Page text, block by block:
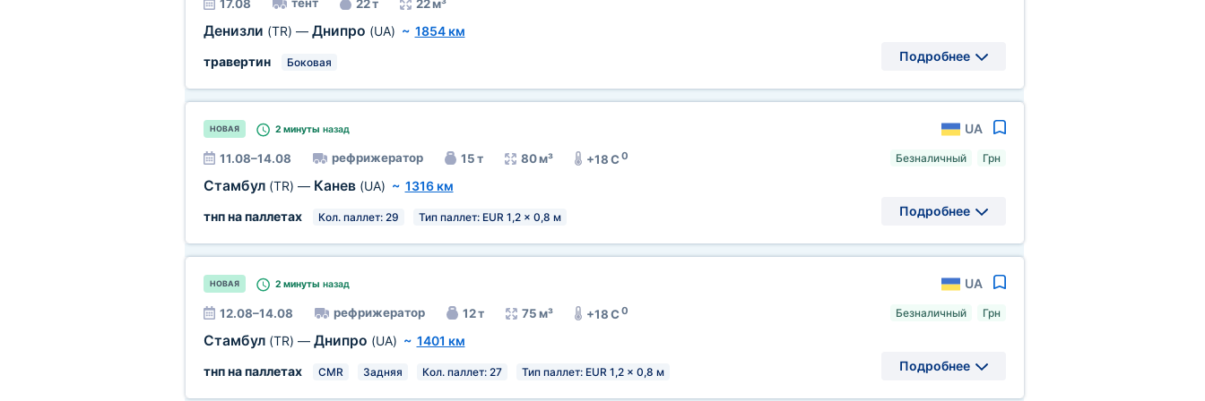
17.08 22 т 22 м³
Денизли (TR) — Днипро (UA) ~ 1854 км
травертин
Боковая Подробнее
НОВАЯ 2 минуты назад UA
11.08–14.08 рефрижератор 15 т 80 м³ +18 C0
Стамбул (TR) — Канев (UA) ~ 1316 км
тнп на паллетах
Кол. паллет: 29 Тип паллет: EUR 1,2 x 0,8 м
Безналичный Грн
Подробнее
НОВАЯ 2 минуты назад UA
12.08–14.08 рефрижератор 12 т 75 м³ +18 C0
Стамбул (TR) — Днипро (UA) ~ 1401 км
тнп на паллетах
CMR Задняя Кол. паллет: 27 Тип паллет: EUR 1,2 x 0,8 м
Безналичный Грн
Подробнее